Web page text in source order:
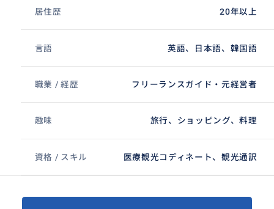
居住歴 20年以上
言語 英語、日本語、韓国語
職業 / 経歴 フリーランスガイド・元経営者
趣味 旅行、ショッピング、料理
資格 / スキル 医療観光コディネート、観光通訳